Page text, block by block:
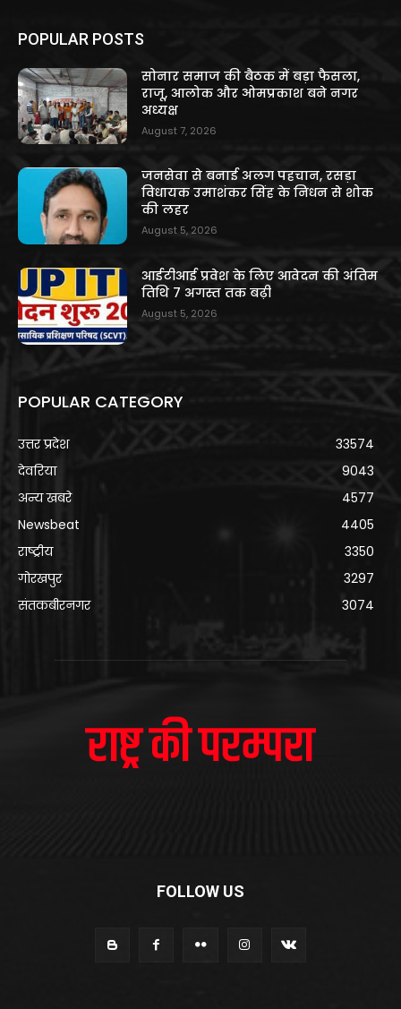
POPULAR POSTS
सोनार समाज की बैठक में बड़ा फैसला,
राजू, आलोक और ओमप्रकाश बने नगर
अध्यक्ष
August 7, 2026
जनसेवा से बनाई अलग पहचान, रसड़ा
विधायक उमाशंकर सिंह के निधन से शोक
की लहर
August 5, 2026
आईटीआई प्रवेश के लिए आवेदन की अंतिम
तिथि 7 अगस्त तक बढ़ी
August 5, 2026
POPULAR CATEGORY
उत्तर प्रदेश
33574
देवरिया
9043
अन्य खबरे
4577
Newsbeat
4405
राष्ट्रीय
3350
गोरखपुर
3297
संतकबीरनगर
3074
FOLLOW US